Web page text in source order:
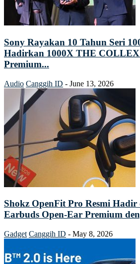
Sony Rayakan 10 Tahun Seri
Hadirkan 1000X THE
Premium...
Audio Canggih ID - June 13, 2026
Shokz OpenFit Pro Resmi Hadir
Earbuds Open-Ear Premium
Gadget Canggih ID - May 8, 2026